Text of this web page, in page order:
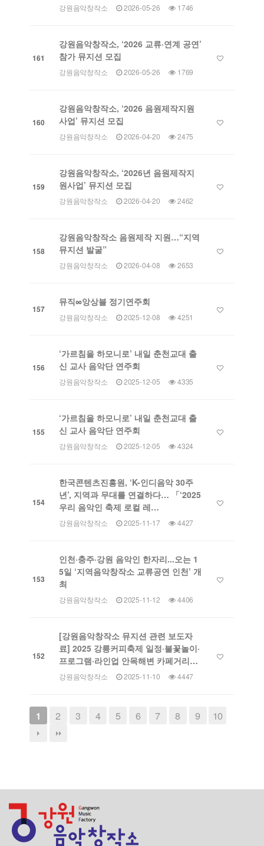
강원음악창작소 2026-05-26 1746
161
강원음악창작소, ‘2026 교류·연계 공연’
참가 뮤지션 모집
강원음악창작소 2026-05-26 1769
160
강원음악창작소, ‘2026 음원제작지원
사업’ 뮤지션 모집
강원음악창작소 2026-04-20 2475
159
강원음악창작소, ‘2026년 음원제작지
원사업’ 뮤지션 모집
강원음악창작소 2026-04-20 2462
158
강원음악창작소 음원제작 지원…“지역
뮤지션 발굴”
강원음악창작소 2026-04-08 2653
157
뮤직∞앙상블 정기연주회
강원음악창작소 2025-12-08 4251
156
‘가르침을 하모니로’ 내일 춘천교대 출
신 교사 음악단 연주회
강원음악창작소 2025-12-05 4335
155
‘가르침을 하모니로’ 내일 춘천교대 출
신 교사 음악단 연주회
강원음악창작소 2025-12-05 4324
154
한국콘텐츠진흥원, ‘K-인디음악 30주
년’, 지역과 무대를 연결하다… 「‘2025
우리 음악인 축제 로컬 레…
강원음악창작소 2025-11-17 4427
153
인천·충주·강원 음악인 한자리...오는 1
5일 ‘지역음악창작소 교류공연 인천’ 개
최
강원음악창작소 2025-11-12 4406
152
[강원음악창작소 뮤지션 관련 보도자
료] 2025 강릉커피축제 일정·불꽃놀이·
프로그램·라인업 안목해변 카페거리…
강원음악창작소 2025-11-10 4447
1 2 3 4 5 6 7 8 9 10